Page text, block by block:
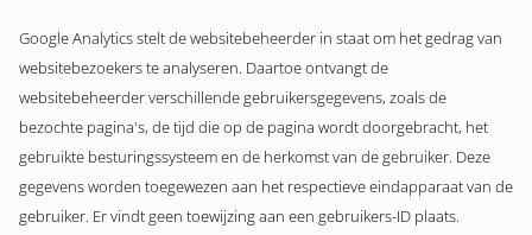
Google Analytics stelt de websitebeheerder in staat om het gedrag van
websitebezoekers te analyseren. Daartoe ontvangt de
websitebeheerder verschillende gebruikersgegevens, zoals de
bezochte pagina's, de tijd die op de pagina wordt doorgebracht, het
gebruikte besturingssysteem en de herkomst van de gebruiker. Deze
gegevens worden toegewezen aan het respectieve eindapparaat van de
gebruiker. Er vindt geen toewijzing aan een gebruikers-ID plaats.